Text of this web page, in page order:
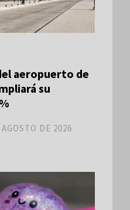
aeropuerto de
su
DE 2026